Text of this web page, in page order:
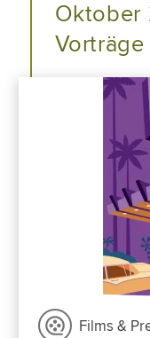
Oktober
Vorträge
Films &